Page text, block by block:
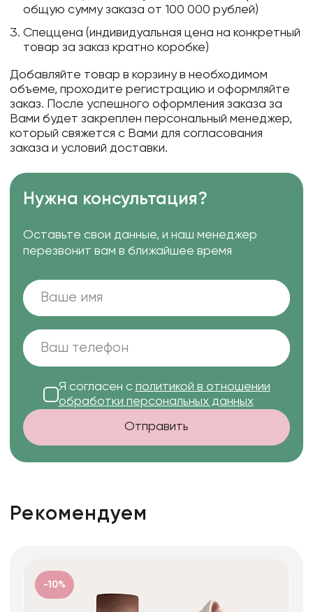
общую сумму заказа от 100 000 рублей)
Спеццена (индивидуальная цена на конкретный
товар за заказ кратно коробке)
Добавляйте товар в корзину в необходимом
объеме, проходите регистрацию и оформляйте
заказ. После успешного оформления заказа за
Вами будет закреплен персональный менеджер,
который свяжется с Вами для согласования
заказа и условий доставки.
Нужна консультация?
Оставьте свои данные, и наш менеджер
перезвонит вам в ближайшее время
Я согласен с политикой в отношении
обработки персональных данных
Отправить
Рекомендуем
-10%